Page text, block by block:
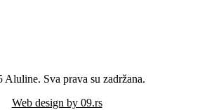
Aluline. Sva prava su zadržana.
Web design by 09.rs